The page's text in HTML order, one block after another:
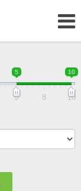
5 10
5 8 10